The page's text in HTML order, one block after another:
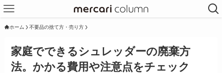
ホーム 不要品の捨て方・売り方
家庭でできるシュレッダーの廃棄方
法。かかる費用や注意点をチェック